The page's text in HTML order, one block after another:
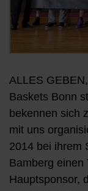
ALLES
Baskets Bonn
bekennen sich
mit uns
2014 bei ihrem
Bamberg einen
Hauptsponsor,